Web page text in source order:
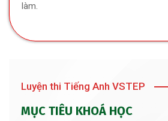
làm.
Luyện thi Tiếng Anh VSTEP
MỤC TIÊU KHOÁ HỌC